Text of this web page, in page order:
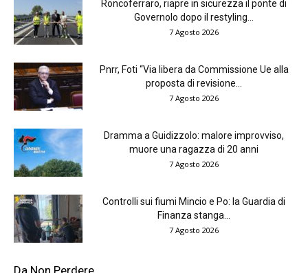
Roncoferraro, riapre in sicurezza il ponte di
Governolo dopo il restyling...
7 Agosto 2026
Pnrr, Foti “Via libera da Commissione Ue alla
proposta di revisione...
7 Agosto 2026
Dramma a Guidizzolo: malore improvviso,
muore una ragazza di 20 anni
7 Agosto 2026
Controlli sui fiumi Mincio e Po: la Guardia di
Finanza stanga...
7 Agosto 2026